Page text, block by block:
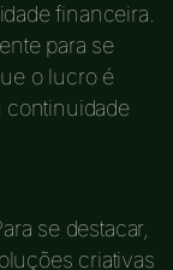
financeira.
para se
o lucro é
continuidade
se destacar,
criativas